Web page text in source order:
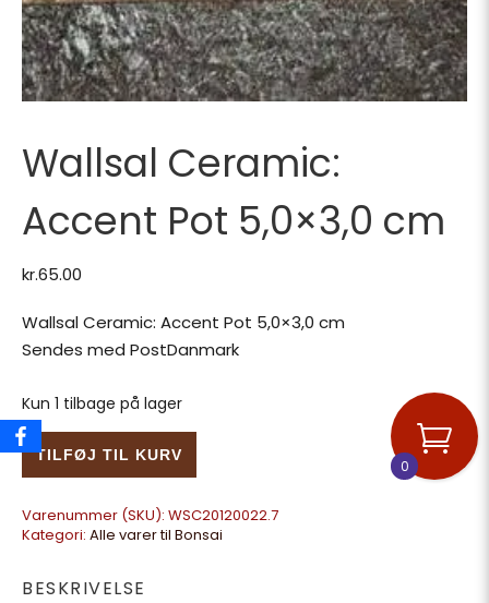
Wallsal Ceramic:
Accent Pot 5,0×3,0 cm
kr.65.00
Wallsal Ceramic: Accent Pot 5,0×3,0 cm
Sendes med PostDanmark
Kun 1 tilbage på lager
Wallsal Ceramic: Accent Pot 5,0x3,0 cm antal
TILFØJ TIL KURV
Varenummer (SKU): WSC20120022.7
Kategori: Alle varer til Bonsai
BESKRIVELSE
0